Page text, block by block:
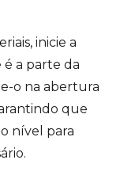
inicie a
é a parte da
o na abertura
que
nível para